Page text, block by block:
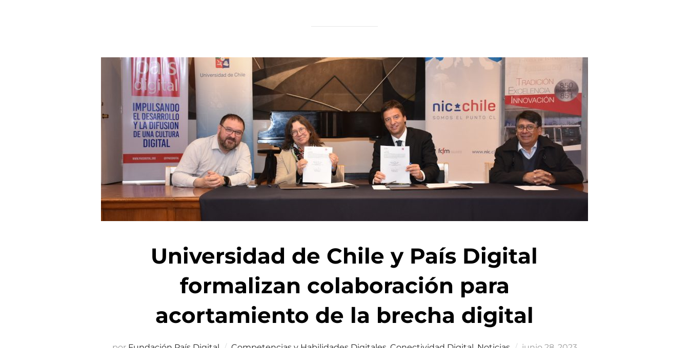
c
b
o
o
k
it
r
ai
ar
ti
r
Universidad de Chile y País Digital
formalizan colaboración para
acortamiento de la brecha digital